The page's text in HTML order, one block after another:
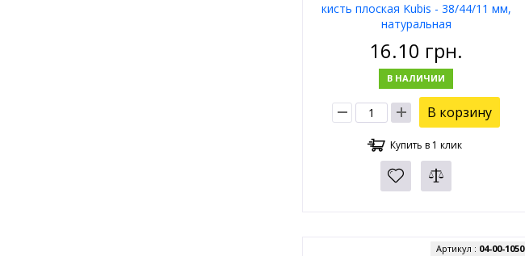
кисть плоская Kubis - 38/44/11 мм,
натуральная
16.10 грн.
В НАЛИЧИИ
В корзину
Купить в 1 клик
Артикул : 04-00-1050